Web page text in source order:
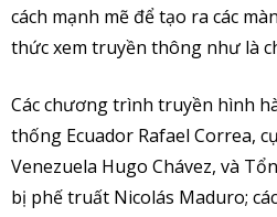
cách mạnh mẽ để tạo ra các
thức xem truyền thông như là
Các chương trình truyền hình
thống Ecuador Rafael Correa,
Venezuela Hugo Chávez, và
bị phế truất Nicolás Maduro;